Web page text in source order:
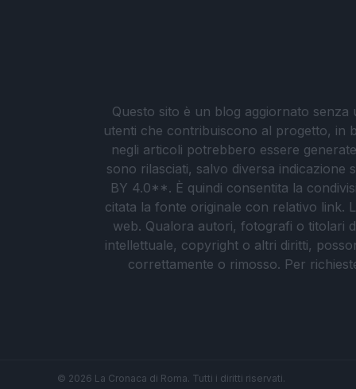
Questo sito è un blog aggiornato
utenti che contribuiscono al progetto, in
negli articoli potrebbero essere
sono rilasciati, salvo diversa
BY 4.0**. È quindi consentita la
citata la fonte originale con relativo link.
web. Qualora autori, fotografi o titolari
intellettuale, copyright o altri diritti,
correttamente o rimosso. Per
© 2026 La Cronaca di Roma. Tutti i diritti riservati.